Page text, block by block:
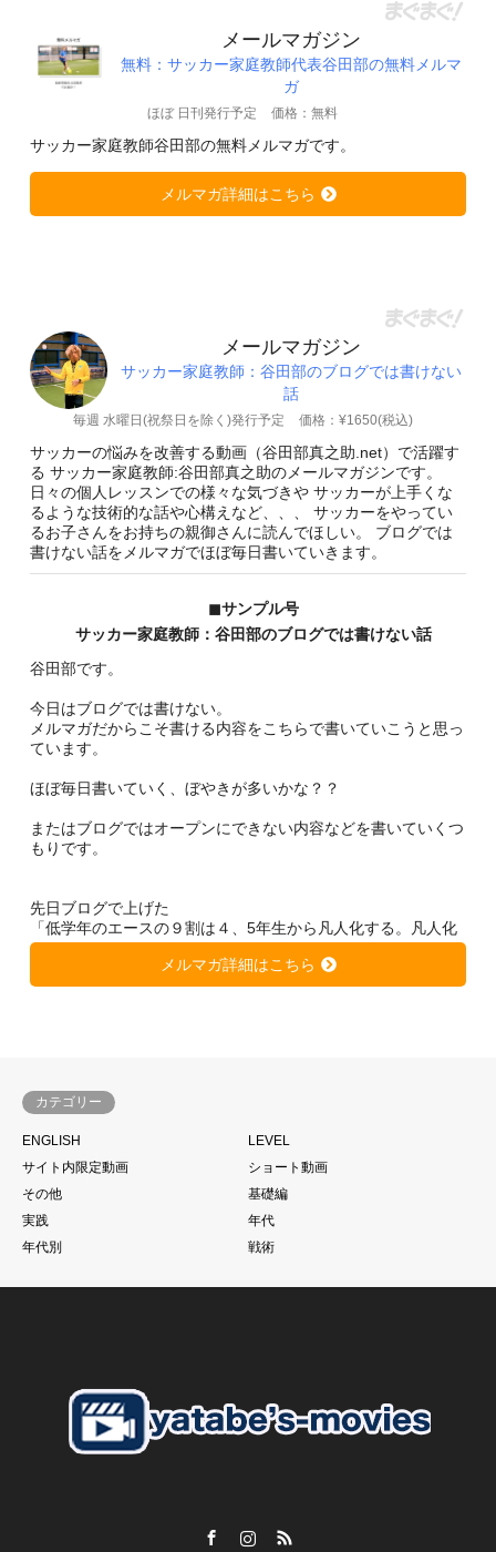
メールマガジン
無料：サッカー家庭教師代表谷田部の無料メルマ
ガ
ほぼ 日刊発行予定 価格：無料
サッカー家庭教師谷田部の無料メルマガです。
メルマガ詳細はこちら
メールマガジン
サッカー家庭教師：谷田部のブログでは書けない
話
毎週 水曜日(祝祭日を除く)発行予定 価格：¥1650(税込)
サッカーの悩みを改善する動画（谷田部真之助.net）で活躍す
る サッカー家庭教師:谷田部真之助のメールマガジンです。
日々の個人レッスンでの様々な気づきや サッカーが上手くな
るような技術的な話や心構えなど、、、 サッカーをやってい
るお子さんをお持ちの親御さんに読んでほしい。 ブログでは
書けない話をメルマガでほぼ毎日書いていきます。
◼︎サンプル号
サッカー家庭教師：谷田部のブログでは書けない話
谷田部です。
今日はブログでは書けない。
メルマガだからこそ書ける内容をこちらで書いていこうと思っ
ています。
ほぼ毎日書いていく、ぼやきが多いかな？？
またはブログではオープンにできない内容などを書いていくつ
もりです。
先日ブログで上げた
「低学年のエースの９割は４、5年生から凡人化する。凡人化
しないために、、、」
https://soccer-kateikyousi.com/daihyoublog/archives/7684.htm
l
す。
当たり前と言われるかもしれません。
もちろん個の力
それでものめり込みすぎて、そこをおざなりにする
す。
私がずっと言い続けている
「親御さんの理解」
【スクールの必要性とは？】
メルマガ詳細はこちら
カテゴリー
ENGLISH
LEVEL
サイト内限定動画
ショート動画
その他
基礎編
実践
年代
年代別
戦術